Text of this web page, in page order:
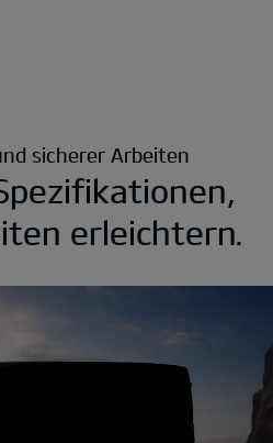
sicherer Arbeiten
erleichtern.